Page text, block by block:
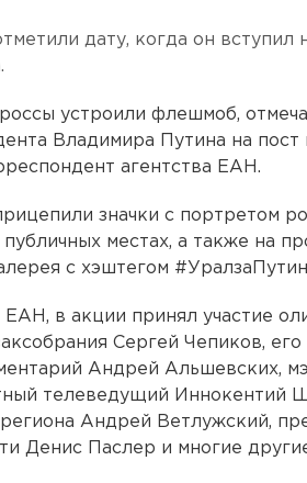
дату, когда он вступил
устроили флешмоб,
Владимира Путина на пост
агентства ЕАН.
значки с портретом
местах, а также на
с хэштегом
ЕАН, в акции принял участие
Сергей Чепиков, его
Андрей Альшевских,
телеведущий Иннокентий
Андрей Ветлужский,
Денис Паслер и многие